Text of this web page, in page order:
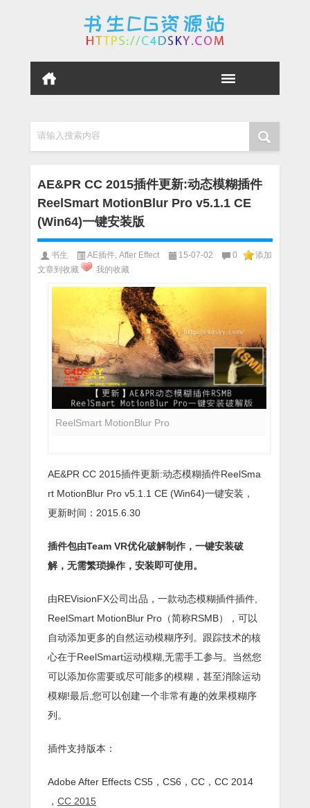
请输入搜索内容
AE&PR CC 2015插件更新:动态模糊插件
ReelSmart MotionBlur Pro v5.1.1 CE
(Win64)一键安装版
书生 AE插件 After Effect 15-07-02 0
添加
文章到收藏
我的收藏
ReelSmart MotionBlur Pro
AE&PR CC 2015插件更新:动态模糊插件ReelSma
rt MotionBlur Pro v5.1.1 CE (Win64)一键安装，
更新时间：2015.6.30
插件包由Team VR优化破解制作，一键安装破
解，无需繁琐操作，安装即可使用。
由REVisionFX公司出品，一款动态模糊插件插件,
ReelSmart MotionBlur Pro（简称RSMB），可以
自动添加更多的自然运动模糊序列。跟踪技术的核
心在于ReelSmart运动模糊,无需手工参与。当然您
可以添加你需要或尽可能多的模糊，甚至消除运动
模糊!最后,您可以创建一个非常有趣的效果模糊序
列。
插件支持版本：
Adobe After Effects CS5，CS6，CC，CC 2014
， CC 2015